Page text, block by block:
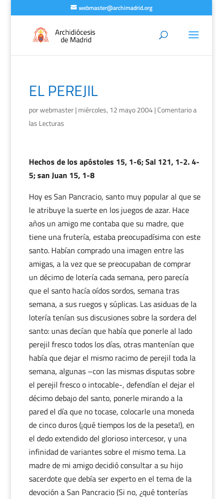
webmaster@archimadrid.org
EL PEREJIL
porwebmaster| miércoles, 12 mayo 2004|Comentario a
las Lecturas
Hechos de los apóstoles 15, 1-6; Sal 121, 1-2. 4-
5; san Juan 15, 1-8
Hoy es San Pancracio, santo muy popular al que se
le atribuye la suerte en los juegos de azar. Hace
años un amigo me contaba que su madre, que
tiene una frutería, estaba preocupadísima con este
santo. Habían comprado una imagen entre las
amigas, a la vez que se preocupaban de comprar
un décimo de lotería cada semana, pero parecía
que el santo hacía oídos sordos, semana tras
semana, a sus ruegos y súplicas. Las asiduas de la
lotería tenían sus discusiones sobre la sordera del
santo: unas decían que había que ponerle al lado
perejil fresco todos los días, otras mantenían que
había que dejar el mismo racimo de perejil toda la
semana, algunas –con las mismas disputas sobre
el perejil fresco o intocable-, defendían el dejar el
décimo debajo del santo, ponerle mirando a la
pared el día que no tocase, colocarle una moneda
de cinco duros (¡qué tiempos los de la peseta!), en
el dedo extendido del glorioso intercesor, y una
infinidad de variantes sobre el mismo tema. La
madre de mi amigo decidió consultar a su hijo
sacerdote que debía ser experto en el tema de la
devoción a San Pancracio (Si no, ¿qué tonterías